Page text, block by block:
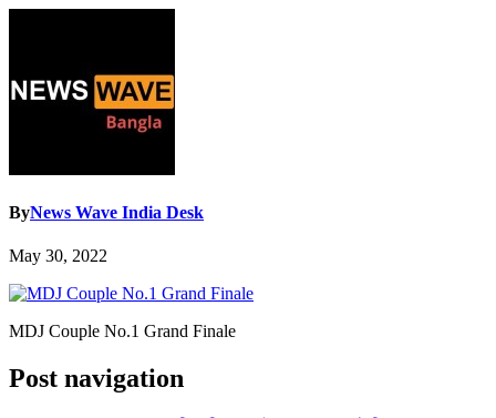
ByNews Wave India Desk
May 30, 2022
MDJ Couple No.1 Grand Finale
Post navigation